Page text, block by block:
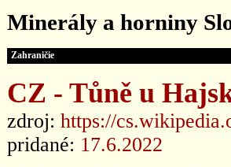
Minerály a horniny
Zahraničie
CZ - Tůně u
zdroj: https://
pridané: 17.6.2022